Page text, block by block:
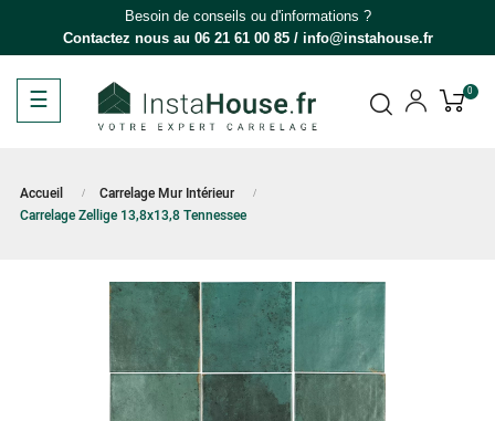
Besoin de conseils ou d'informations ?
Contactez nous au 06 21 61 00 85/ info@instahouse.fr
Basculer
la
☰ 0
Accueil
Carrelage Mur Intérieur
Carrelage Zellige 13,8x13,8 Tennessee